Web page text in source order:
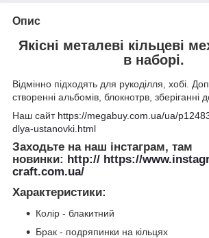
Опис
Якісні металеві кільцеві
в наборі.
Відмінно підходять для рукоділля, хобі.
створенні альбомів, блокнотрв, зберіганні
Наш сайт https://megabuy.com.ua/ua/
dlya-ustanovki.html
Заходьте на наш інстаграм, там
новинки: http:// https://
craft.com.ua/
Характеристики:
Колір - блакитний
Брак - подряпинки на кільцях